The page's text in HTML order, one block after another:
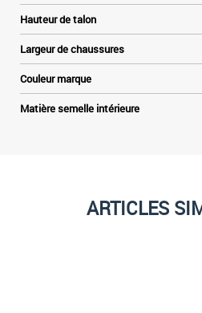
Hauteur de talon
Largeur de chaussures
Couleur marque
Matière semelle intérieure
ARTICLES